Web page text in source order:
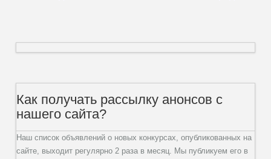
Как получать рассылку анонсов с
нашего сайта?
Наш список объявлений о новых конкурсах, опубликованных на
сайте, выходит регулярно 2 раза в месяц. Мы публикуем его в